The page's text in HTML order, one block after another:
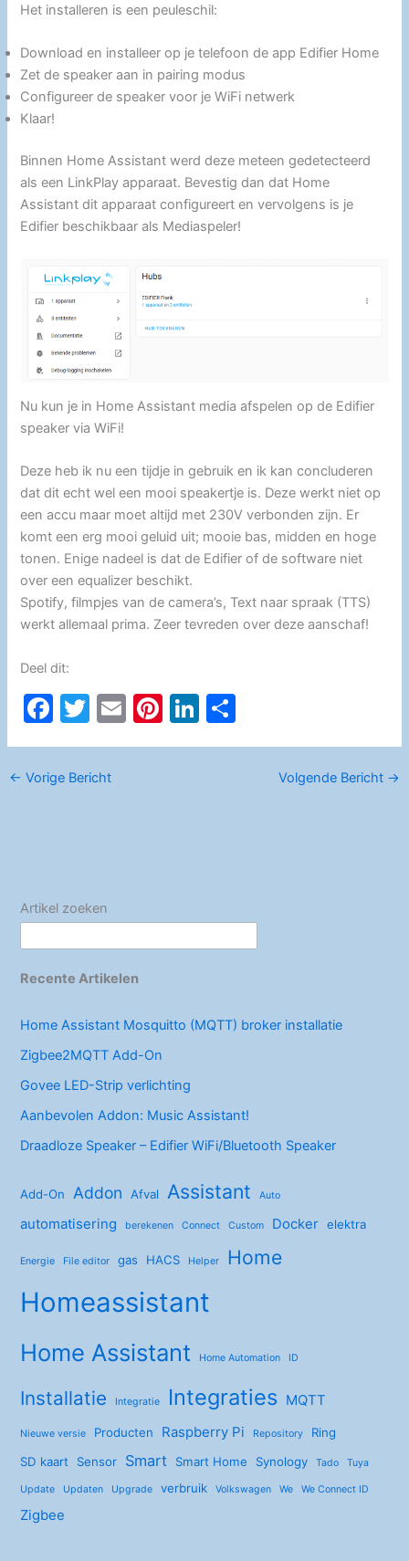
Het installeren is een peuleschil:
Download en installeer op je telefoon de app Edifier Home
Zet de speaker aan in pairing modus
Configureer de speaker voor je WiFi netwerk
Klaar!
Binnen Home Assistant werd deze meteen gedetecteerd
als een LinkPlay apparaat. Bevestig dan dat Home
Assistant dit apparaat configureert en vervolgens is je
Edifier beschikbaar als Mediaspeler!
Nu kun je in Home Assistant media afspelen op de Edifier
speaker via WiFi!
Deze heb ik nu een tijdje in gebruik en ik kan concluderen
dat dit echt wel een mooi speakertje is. Deze werkt niet op
een accu maar moet altijd met 230V verbonden zijn. Er
komt een erg mooi geluid uit; mooie bas, midden en hoge
tonen. Enige nadeel is dat de Edifier of de software niet
over een equalizer beschikt.
Spotify, filmpjes van de camera’s, Text naar spraak (TTS)
werkt allemaal prima. Zeer tevreden over deze aanschaf!
Deel dit:
F
c
e
k
T
itt
E
Pi Li
← Vorige Bericht Volgende Bericht →
Artikel zoeken
Recente Artikelen
Home Assistant Mosquitto (MQTT) broker installatie
Zigbee2MQTT Add-On
Govee LED-Strip verlichting
Aanbevolen Addon: Music Assistant!
Draadloze Speaker – Edifier WiFi/Bluetooth Speaker
Add-On Addon Afval Assistant Auto
automatisering berekenen Connect Custom Docker elektra
Energie File editor gas HACS Helper Home
Homeassistant
Home Assistant Home Automation ID
Installatie Integratie Integraties MQTT
Nieuwe versie Producten Raspberry Pi Repository
Ring
SD kaart
Sensor Smart Smart Home Synology Tado Tuya
Update Updaten Upgrade verbruik Volkswagen We We Connect ID
Zigbee